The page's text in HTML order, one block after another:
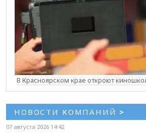
В Красноярском крае откроют
НОВОСТИ КОМПАНИЙ >
07 августа 2026 14:42